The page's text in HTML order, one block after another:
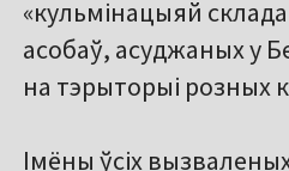
«кульмінацыяй
асобаў, асуджаных у
на тэрыторыі розных
Імёны ўсіх